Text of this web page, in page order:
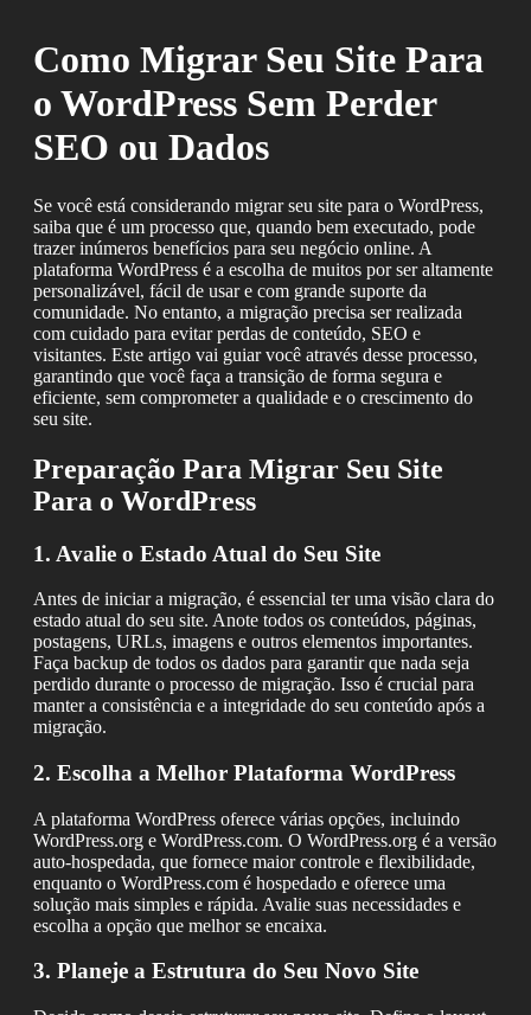
Como Migrar Seu Site Para
o WordPress Sem Perder
SEO ou Dados
Se você está considerando migrar seu site para o WordPress,
saiba que é um processo que, quando bem executado, pode
trazer inúmeros benefícios para seu negócio online. A
plataforma WordPress é a escolha de muitos por ser altamente
personalizável, fácil de usar e com grande suporte da
comunidade. No entanto, a migração precisa ser realizada
com cuidado para evitar perdas de conteúdo, SEO e
visitantes. Este artigo vai guiar você através desse processo,
garantindo que você faça a transição de forma segura e
eficiente, sem comprometer a qualidade e o crescimento do
seu site.
Preparação Para Migrar Seu Site
Para o WordPress
1. Avalie o Estado Atual do Seu Site
Antes de iniciar a migração, é essencial ter uma visão clara do
estado atual do seu site. Anote todos os conteúdos, páginas,
postagens, URLs, imagens e outros elementos importantes.
Faça backup de todos os dados para garantir que nada seja
perdido durante o processo de migração. Isso é crucial para
manter a consistência e a integridade do seu conteúdo após a
migração.
2. Escolha a Melhor Plataforma WordPress
A plataforma WordPress oferece várias opções, incluindo
WordPress.org e WordPress.com. O WordPress.org é a versão
auto-hospedada, que fornece maior controle e flexibilidade,
enquanto o WordPress.com é hospedado e oferece uma
solução mais simples e rápida. Avalie suas necessidades e
escolha a opção que melhor se encaixa.
3. Planeje a Estrutura do Seu Novo Site